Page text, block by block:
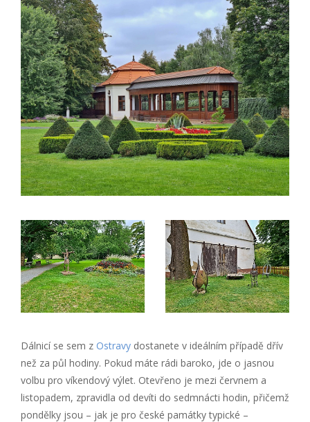
Dálnicí se sem z Ostravy dostanete v ideálním případě dřív
než za půl hodiny. Pokud máte rádi baroko, jde o jasnou
volbu pro víkendový výlet. Otevřeno je mezi červnem a
listopadem, zpravidla od devíti do sedmnácti hodin, přičemž
pondělky jsou – jak je pro české památky typické –